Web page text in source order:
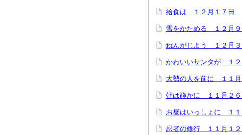
給食は １２月１７日
雪をかためる １２月９
ねんがじよう １２月３
かわいいサンタが １２
大勢の人を前に １１月
朝は静かに １１月２６
お昼はいっしょに １１
忍者の修行 １１月１２